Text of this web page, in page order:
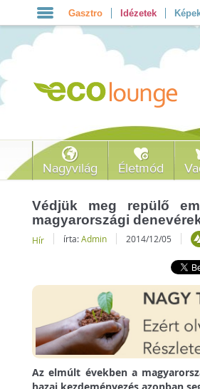
Gasztro Idézetek
Nagyvilág Életmód
Védjük meg repülő
magyarországi
Hír írta:Admin 2014/12/05
Az elmúlt években a